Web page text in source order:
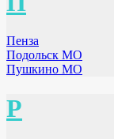
Пенза
Подольск МО
Пушкино МО
Р